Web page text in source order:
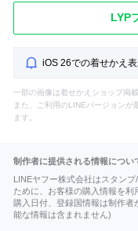
LYP
iOS 26での着せかえ
一部の画像は着せかえショップ掲
また、ご利用のLINEバージョンが
ます。
制作者に提供される情報につい
LINEヤフー株式会社はスタン
ために、お客様の購入情報を利
購入日付、登録国情報は制作
能な情報は含まれません)